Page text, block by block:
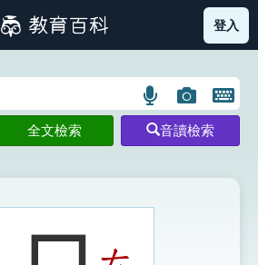
畫索引圖示 部首索引表圖示
登入
語
言
搜
示
圖
片
搜
開
鍵
圖
全文檢索 音讀檢索